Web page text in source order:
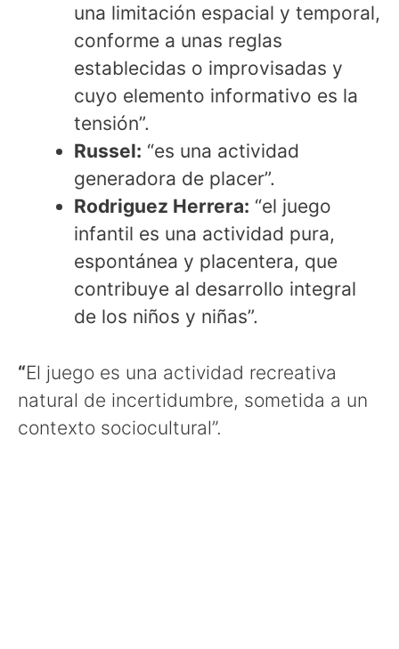
una limitación espacial y temporal,
conforme a unas reglas
establecidas o improvisadas y
cuyo elemento informativo es la
tensión”.
Russel: “es una actividad
generadora de placer”.
Rodriguez Herrera: “el juego
infantil es una actividad pura,
espontánea y placentera, que
contribuye al desarrollo integral
de los niños y niñas”.
“El juego es una actividad recreativa
natural de incertidumbre, sometida a un
contexto sociocultural”.